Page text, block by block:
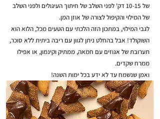
של 10-15 דק' לפני השלב של חיתוך העיגולים ולפני השלב
של המילוי והקיפול לצורה של אוזן המן.
לגבי המילוי, במתכון הזה הלכתי עם הטעים מכל, הלוא הוא
השוקולד! אבל בהחלט ניתן לגוון עם ריבה ביתית ללא סוכר,
תערובת של אגוזים עם חמאה, ממתיק וקינמון, או אפילו
ממרח שקדים.
ואמן שנשמח עד לא ידע בכל ימות השנה!